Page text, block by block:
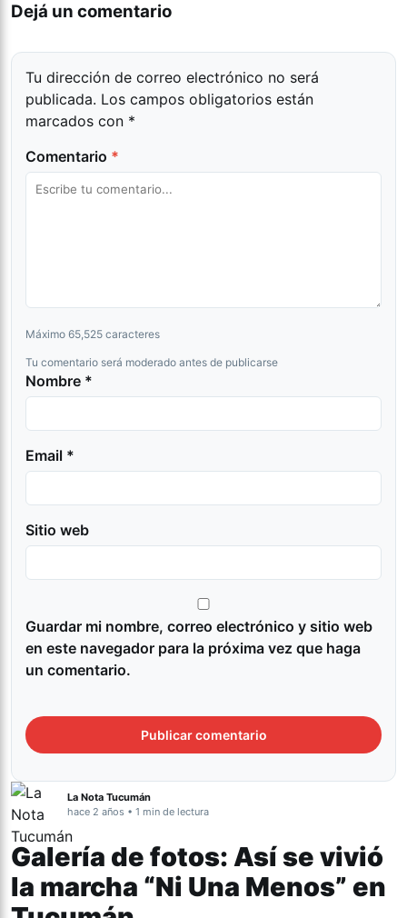
Dejá un comentario
Tu dirección de correo electrónico no será
publicada. Los campos obligatorios están
marcados con *
Comentario *
Máximo 65,525 caracteres
Tu comentario será moderado antes de publicarse
Nombre *
Email *
Sitio web
Guardar mi nombre, correo electrónico y sitio web
en este navegador para la próxima vez que haga
un comentario.
La Nota Tucumán
hace 2 años • 1 min de lectura
Galería de fotos: Así se vivió
la marcha “Ni Una Menos” en